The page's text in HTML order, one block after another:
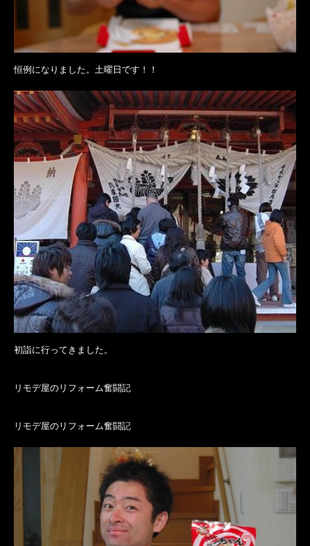
恒例になりました。土曜日です！！
初詣に行ってきました。
リモデ屋のリフォーム奮闘記
リモデ屋のリフォーム奮闘記